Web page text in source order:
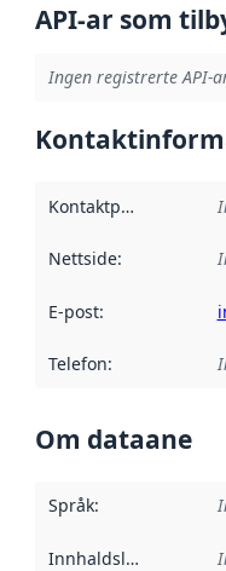
API-ar som
Ingen registrerte API-
Kontaktpunkt
Nettside:
E-post:
Telefon:
Om dataane
Språk:
Innhaldsleverandørar